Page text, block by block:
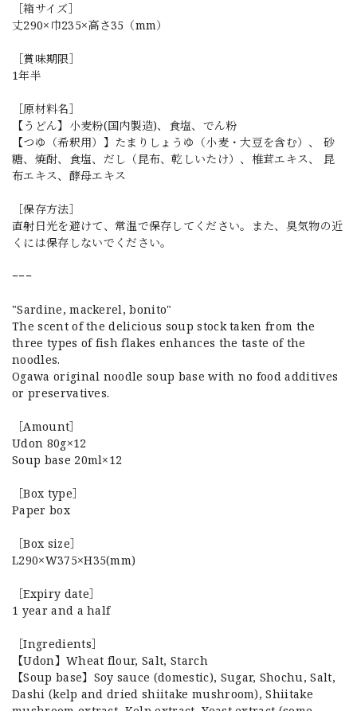
［箱サイズ］
丈290×巾235×高さ35（mm）
［賞味期限］
1年半
［原材料名］
【うどん】小麦粉(国内製造)、食塩、でん粉
【つゆ（希釈用）】たまりしょうゆ（小麦・大豆を含む）、 砂
糖、焼酎、食塩、だし（昆布、乾しいたけ）、椎茸エキス、 昆
布エキス、酵母エキス
［保存方法］
直射日光を避けて、常温で保存してください。また、臭気物の近
くには保存しないでください。
−−−
"Sardine, mackerel, bonito"
The scent of the delicious soup stock taken from the
three types of fish flakes enhances the taste of the
noodles.
Ogawa original noodle soup base with no food additives
or preservatives.
［Amount］
Udon 80g×12
Soup base 20ml×12
［Box type］
Paper box
［Box size］
L290×W375×H35(mm)
［Expiry date］
1 year and a half
［Ingredients］
【Udon】Wheat flour, Salt, Starch
【Soup base】Soy sauce (domestic), Sugar, Shochu, Salt,
Dashi (kelp and dried shiitake mushroom), Shiitake